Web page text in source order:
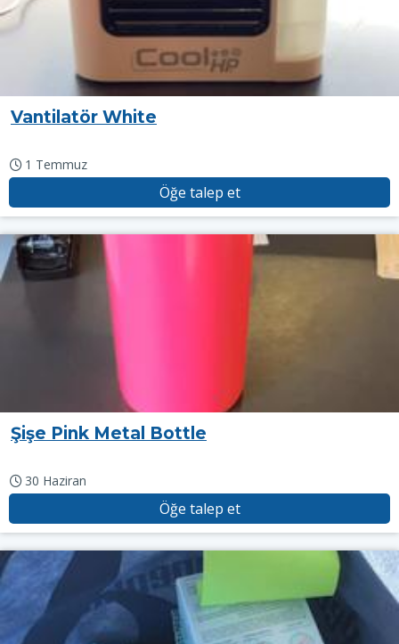
Vantilatör White
1 Temmuz
Öğe talep et
Şişe Pink Metal Bottle
30 Haziran
Öğe talep et